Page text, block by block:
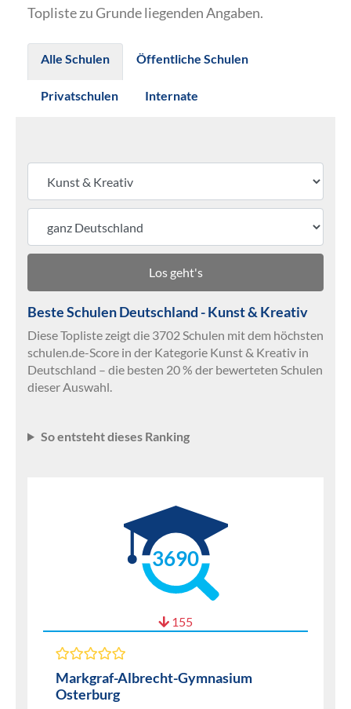
Topliste zu Grunde liegenden Angaben.
Alle Schulen Öffentliche Schulen
Privatschulen Internate
Los geht's
Beste Schulen Deutschland - Kunst & Kreativ
Diese Topliste zeigt die 3702 Schulen mit dem höchsten
schulen.de-Score in der Kategorie Kunst & Kreativ in
Deutschland – die besten 20 % der bewerteten Schulen
dieser Auswahl.
So entsteht dieses Ranking
3690
155
Markgraf-Albrecht-Gymnasium
Osterburg